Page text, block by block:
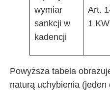
wymiar
sankcji w
kadencji
Art.
1 KW
Powyższa tabela
naturą uchybienia (jeden